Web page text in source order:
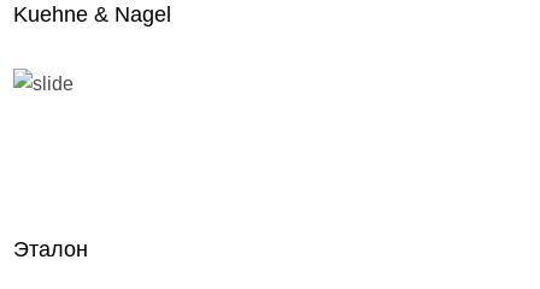
Kuehne & Nagel
Эталон